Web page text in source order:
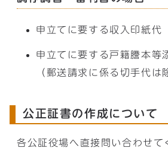
申立てに要する収入印紙代
申立てに要する戸籍謄本等
（郵送請求に係る切手代は
公正証書の作成について
各公証役場へ直接問い合わせて